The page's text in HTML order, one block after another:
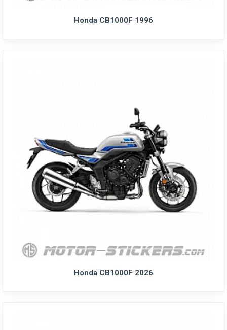
Honda CB1000F 1996
Honda CB1000F 2026